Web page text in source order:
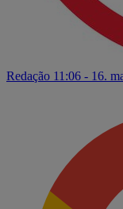
Redação 11:06 - 16.